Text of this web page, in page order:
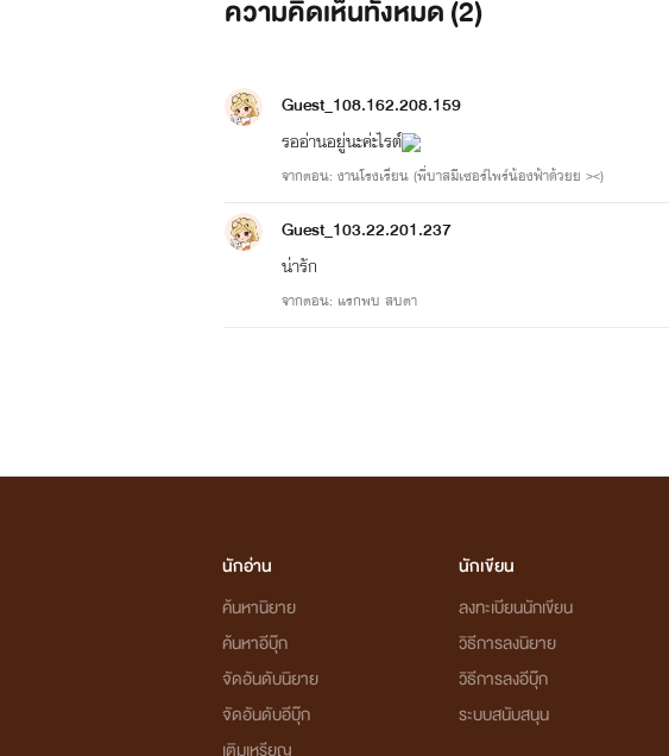
ความคิดเห็นทั้งหมด (2)
Guest_108.162.208.159
รออ่านอยู่นะค่ะไรต์
จากตอน: งานโรงเรียน (พี่บาสมีเซอร์ไพร์น้องฟ้าด้วยย ><)
Guest_103.22.201.237
น่ารัก
จากตอน: แรกพบ สบตา
นักอ่าน
ค้นหานิยาย
ค้นหาอีบุ๊ก
จัดอันดับนิยาย
จัดอันดับอีบุ๊ก
นักเขียน
ลงทะเบียนนักเขียน
วิธีการลงนิยาย
วิธีการลงอีบุ๊ก
ระบบสนับสนุน